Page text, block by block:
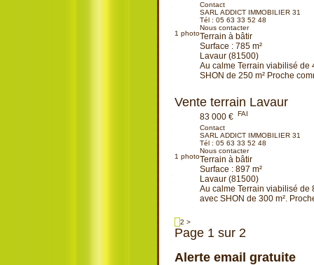
1 photo
Contact
SARL ADDICT IMMOBILIER 31
Tél : 05 63 33 52 48
Nous contacter
Terrain à bâtir
Surface : 785 m²
Lavaur (81500)
Au calme Terrain viabilisé de
SHON de 250 m² Proche
Vente terrain Lavaur
1 photo
83 000 € FAI
Contact
SARL ADDICT IMMOBILIER 31
Tél : 05 63 33 52 48
Nous contacter
Terrain à bâtir
Surface : 897 m²
Lavaur (81500)
Au calme Terrain viabilisé de
avec SHON de 300 m².
2 >
Page 1 sur 2
Alerte email gratuite